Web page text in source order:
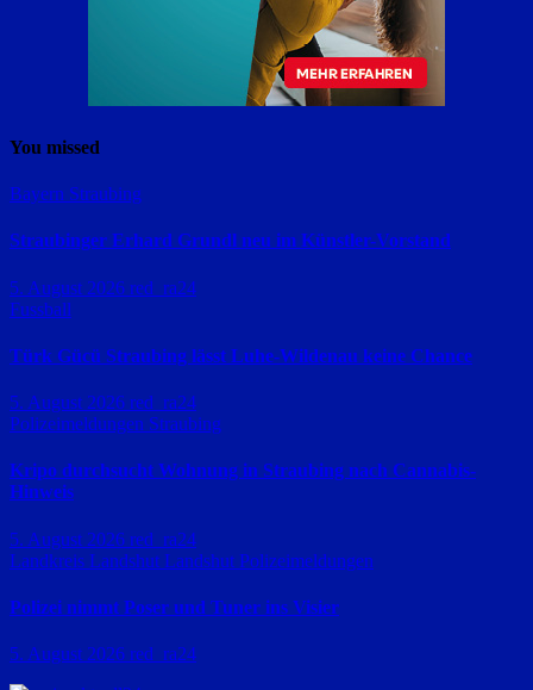
You missed
Bayern Straubing
Straubinger Erhard Grundl neu im Künstler-Vorstand
5. August 2026 red_ra24
Fussball
Türk Gücü Straubing lässt Luhe-Wildenau keine Chance
5. August 2026 red_ra24
Polizeimeldungen Straubing
Kripo durchsucht Wohnung in Straubing nach Cannabis-
Hinweis
5. August 2026 red_ra24
Landkreis Landshut Landshut Polizeimeldungen
Polizei nimmt Poser und Tuner ins Visier
5. August 2026 red_ra24